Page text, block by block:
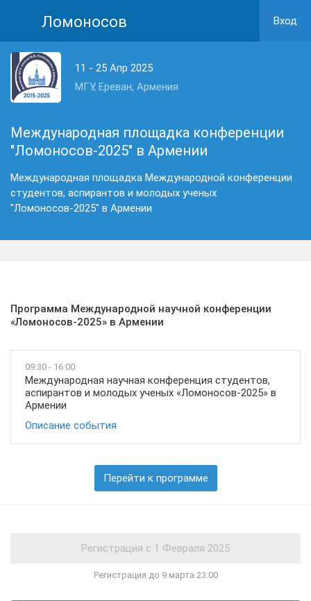
Ломоносов Вход
11 - 25 Апр 2025
МГУ, Ереван, Армения
Международная площадка конференции
"Ломоносов-2025" в Армении
Международная площадка Международной конференции
студентов, аспирантов и молодых ученых
"Ломоносов-2025" в Армении
Программа Международной научной конференции
«Ломоносов-2025» в Армении
09:30 - 16:00
Международная научная конференция студентов,
аспирантов и молодых ученых «Ломоносов-2025» в
Армении
Описание события
Перейти к программе
Регистрация до 9 марта 23:00